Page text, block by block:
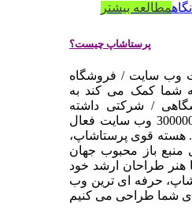
مطالعه بیشتر
پرستاشاپ چیست؟
وب سایت / فروشگاه
شما کمک می کند به
/ شرکتی داشته
باشید. در حال حاضر بیش از 300000 وب سایت فعال
هسته قوی پرستاشاپ،
منبع باز محبوب جهان
هنر طراحان ارشد خود
حرفه ای ترین وب